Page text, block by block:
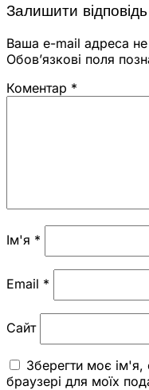
Залишити відповідь
Ваша e-mail адреса
Обов’язкові поля
Коментар *
Ім'я *
Email *
Сайт
Зберегти моє
браузері для моїх